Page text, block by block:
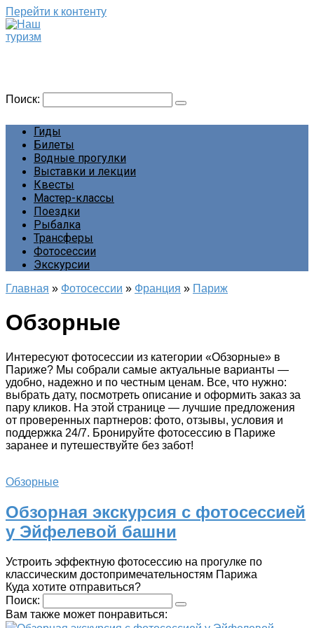
Перейти к контенту
Поиск:
Гиды
Билеты
Водные прогулки
Выставки и лекции
Квесты
Мастер-классы
Поездки
Рыбалка
Трансферы
Фотосессии
Экскурсии
Главная » Фотосессии » Франция » Париж
Обзорные
Интересуют фотосессии из категории «Обзорные» в
Париже? Мы собрали самые актуальные варианты —
удобно, надежно и по честным ценам. Все, что нужно:
выбрать дату, посмотреть описание и оформить заказ за
пару кликов. На этой странице — лучшие предложения
от проверенных партнеров: фото, отзывы, условия и
поддержка 24/7. Бронируйте фотосессию в Париже
заранее и путешествуйте без забот!
Обзорные
Обзорная экскурсия с фотосессией
у Эйфелевой башни
Устроить эффектную фотосессию на прогулке по
классическим достопримечательностям Парижа
Куда хотите отправиться?
Поиск:
Вам также может понравиться: